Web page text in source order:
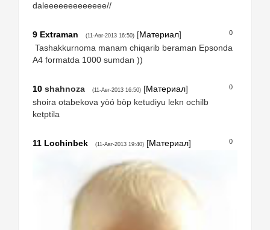
daleeeeeeeeeeeee//
0
9 Extraman (11-Авг-2013 16:50) [Материал]
Tashakkurnoma manam chiqarib beraman Epsonda
A4 formatda 1000 sumdan ))
0
10 shahnoza (11-Авг-2013 16:50) [Материал]
shoira otabekova yòó bòp ketudiyu lekn ochilb
ketptila
0
11 Lochinbek (11-Авг-2013 19:40) [Материал]